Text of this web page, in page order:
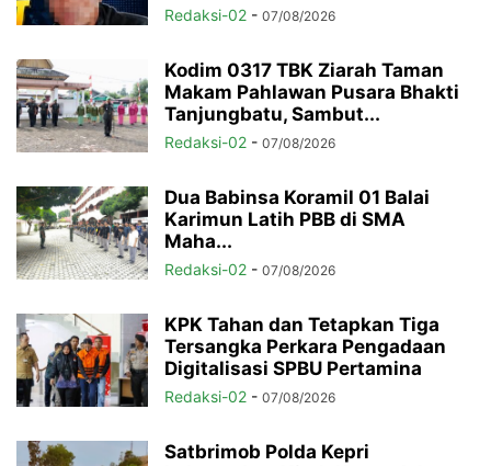
Redaksi-02 - 07/08/2026
Kodim 0317 TBK Ziarah Taman
Makam Pahlawan Pusara Bhakti
Tanjungbatu, Sambut...
Redaksi-02 - 07/08/2026
Dua Babinsa Koramil 01 Balai
Karimun Latih PBB di SMA
Maha...
Redaksi-02 - 07/08/2026
KPK Tahan dan Tetapkan Tiga
Tersangka Perkara Pengadaan
Digitalisasi SPBU Pertamina
Redaksi-02 - 07/08/2026
Satbrimob Polda Kepri